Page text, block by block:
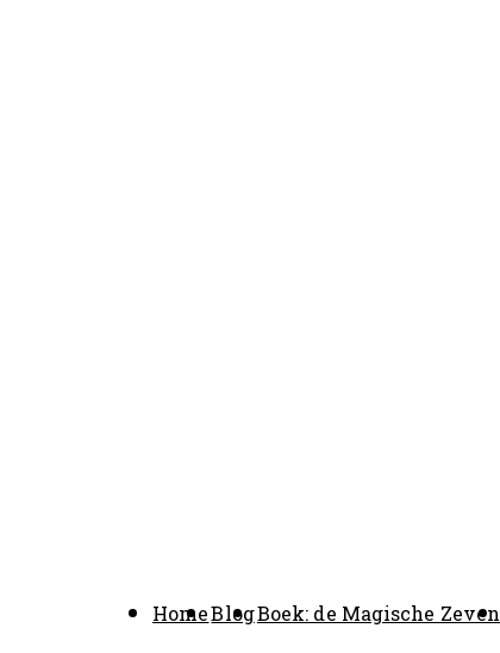
navigatie
HomeBlogBoek: de Magische Zeven